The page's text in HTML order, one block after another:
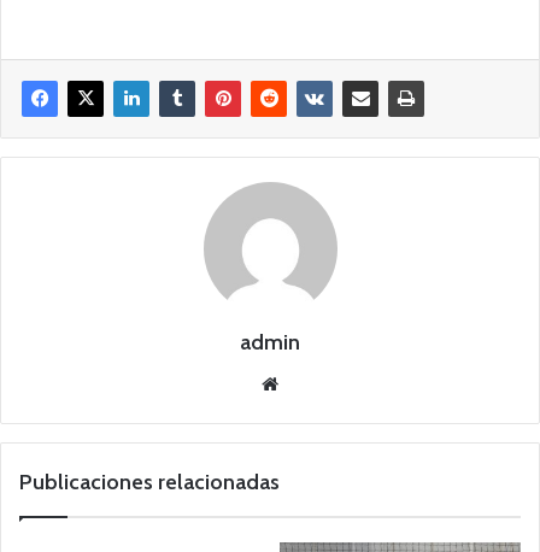
admin
we
Publicaciones relacionadas